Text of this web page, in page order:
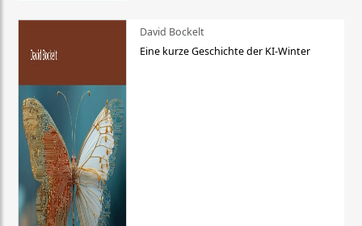
David Bockelt
Eine kurze Geschichte der KI-Winter